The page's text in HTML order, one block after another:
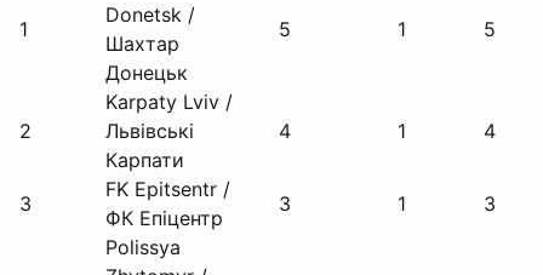
1
Donetsk /
Шахтар
Донецьк
5 1 5
2
Karpaty Lviv /
Львівські
Карпати
4 1 4
3
FK Epitsentr /
ФК Епіцентр
3 1 3
Polissya